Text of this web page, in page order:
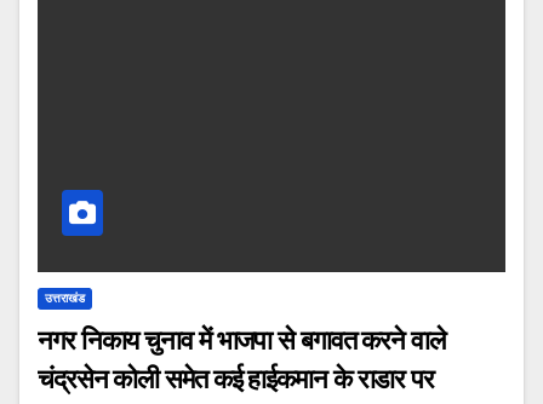
उत्तराखंड
नगर निकाय चुनाव में भाजपा से बगावत करने वाले
चंद्रसेन कोली समेत कई हाईकमान के राडार पर